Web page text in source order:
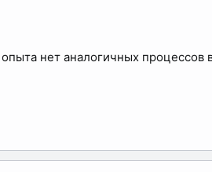
нет аналогичных процессов